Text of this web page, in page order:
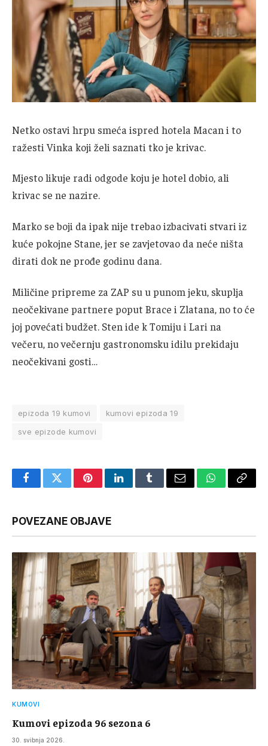
Netko ostavi hrpu smeća ispred hotela Macan i to
ražesti Vinka koji želi saznati tko je krivac.
Mjesto likuje radi odgode koju je hotel dobio, ali
krivac se ne nazire.
Marko se boji da ipak nije trebao izbacivati stvari iz
kuće pokojne Stane, jer se zavjetovao da neće ništa
dirati dok ne prođe godinu dana.
Miličine pripreme za ZAP su u punom jeku, skuplja
neočekivane partnere poput Brace i Zlatana, no to će
joj povećati budžet. Sten ide k Tomiju i Lari na
večeru, no večernju gastronomsku idilu prekidaju
neočekivani gosti…
epizoda 19 kumovi
kumovi epizoda 19
sve epizode kumovi
FacebookTwitterPinterestLinkedInTumblrEmail WhatsApp
Copy
POVEZANE OBJAVE
KUMOVI
Kumovi epizoda 96 sezona 6
30. svibnja 2026.